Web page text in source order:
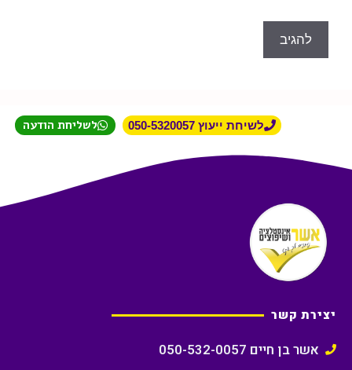
לשיחת ייעוץ 050-5320057 לשליחת הודעה
יצירת קשר
אשר בן חיים 050-532-0057